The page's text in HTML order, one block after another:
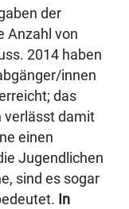
der
Anzahl von
2014 haben
innen
das
verlässt damit
einen
Jugendlichen
sind es sogar
In